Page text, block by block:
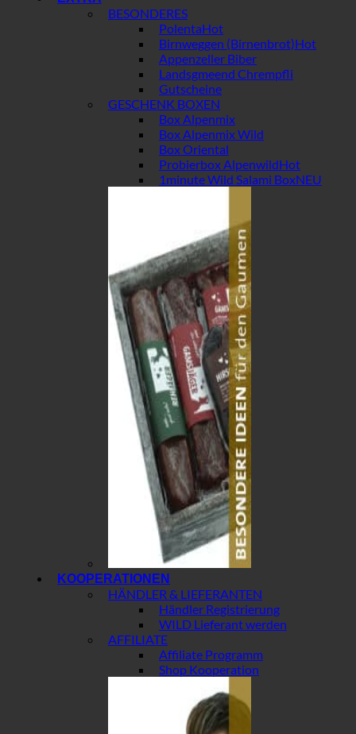
BESONDERES
Polenta
Birnweggen (Birnenbrot)
Appenzeller Biber
Landsgmeend Chrempfli
Gutscheine
GESCHENK BOXEN
Box Alpenmix
Box Alpenmix Wild
Box Oriental
Probierbox Alpenwild
1minute Wild Salami Box
KOOPERATIONEN
HÄNDLER & LIEFERANTEN
Händler Registrierung
WILD Lieferant werden
AFFILIATE
Affiliate Programm
Shop Kooperation